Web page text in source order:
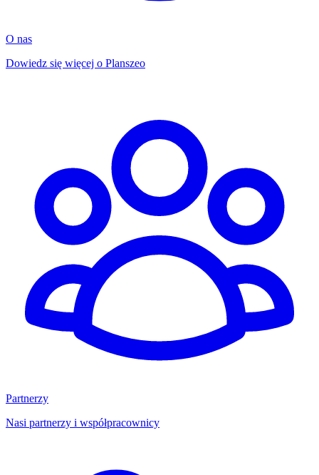
O nas
Dowiedz się więcej o Planszeo
Partnerzy
Nasi partnerzy i współpracownicy